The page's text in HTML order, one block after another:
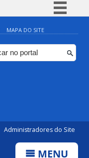
Simplifique!
Comunica BR
Participe
MAPA DO SITE
Administradores do Site
MENU